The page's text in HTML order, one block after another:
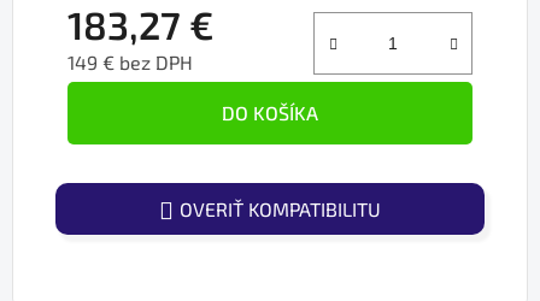
183,27 €
149 € bez DPH
DO KOŠÍKA
OVERIŤ KOMPATIBILITU